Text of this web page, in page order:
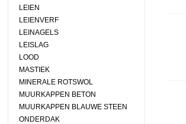
LEIEN
LEIENVERF
LEINAGELS
LEISLAG
LOOD
MASTIEK
MINERALE ROTSWOL
MUURKAPPEN BETON
MUURKAPPEN BLAUWE STEEN
ONDERDAK